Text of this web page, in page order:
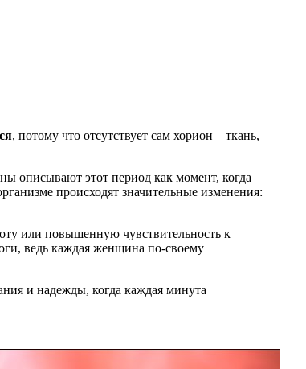
, потому что отсутствует сам хорион – ткань,
описывают этот период как момент, когда
происходят значительные изменения:
или повышенную чувствительность к
ведь каждая женщина по-своему
и надежды, когда каждая минута